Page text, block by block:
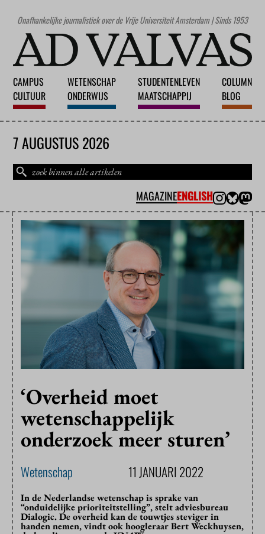
Onafhankelijke journalistiek over de Vrije Universiteit Amsterdam | Sinds 1953
CAMPUS
CULTUUR
WETENSCHAP
ONDERWIJS
STUDENTENLEVEN
MAATSCHAPPIJ
COLUMN
BLOG
7 AUGUSTUS 2026
MAGAZINEENGLISH
‘Overheid moet
wetenschappelijk
onderzoek meer sturen’
Wetenschap 11 JANUARI 2022
In de Nederlandse wetenschap is sprake van
“onduidelijke prioriteitstelling”, stelt adviesbureau
Dialogic. De overheid kan de touwtjes steviger in
handen nemen, vindt ook hoogleraar Bert Weckhuysen,